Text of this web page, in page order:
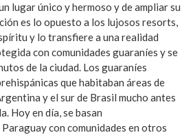
lugar único y hermoso y de ampliar su
es lo opuesto a los lujosos resorts,
y lo transfiere a una realidad
con comunidades guaraníes y se
de la ciudad. Los guaraníes
que habitaban áreas de
y el sur de Brasil mucho antes
Hoy en día, se basan
con comunidades en otros